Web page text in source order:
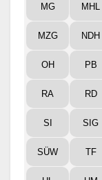
MG MHL
MZG NDH
OH PB
RA RD
SI SIG
SÜW TF